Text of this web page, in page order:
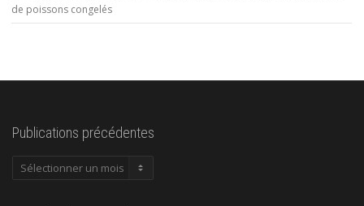
de poissons congelés
Publications précédentes
Publications